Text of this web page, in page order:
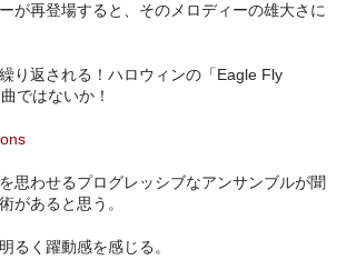
が再登場すると、そのメロディーの雄大さに
り返される！ハロウィンの「Eagle Fly
ではないか！
思わせるプログレッシブなアンサンブルが聞
があると思う。
るく躍動感を感じる。